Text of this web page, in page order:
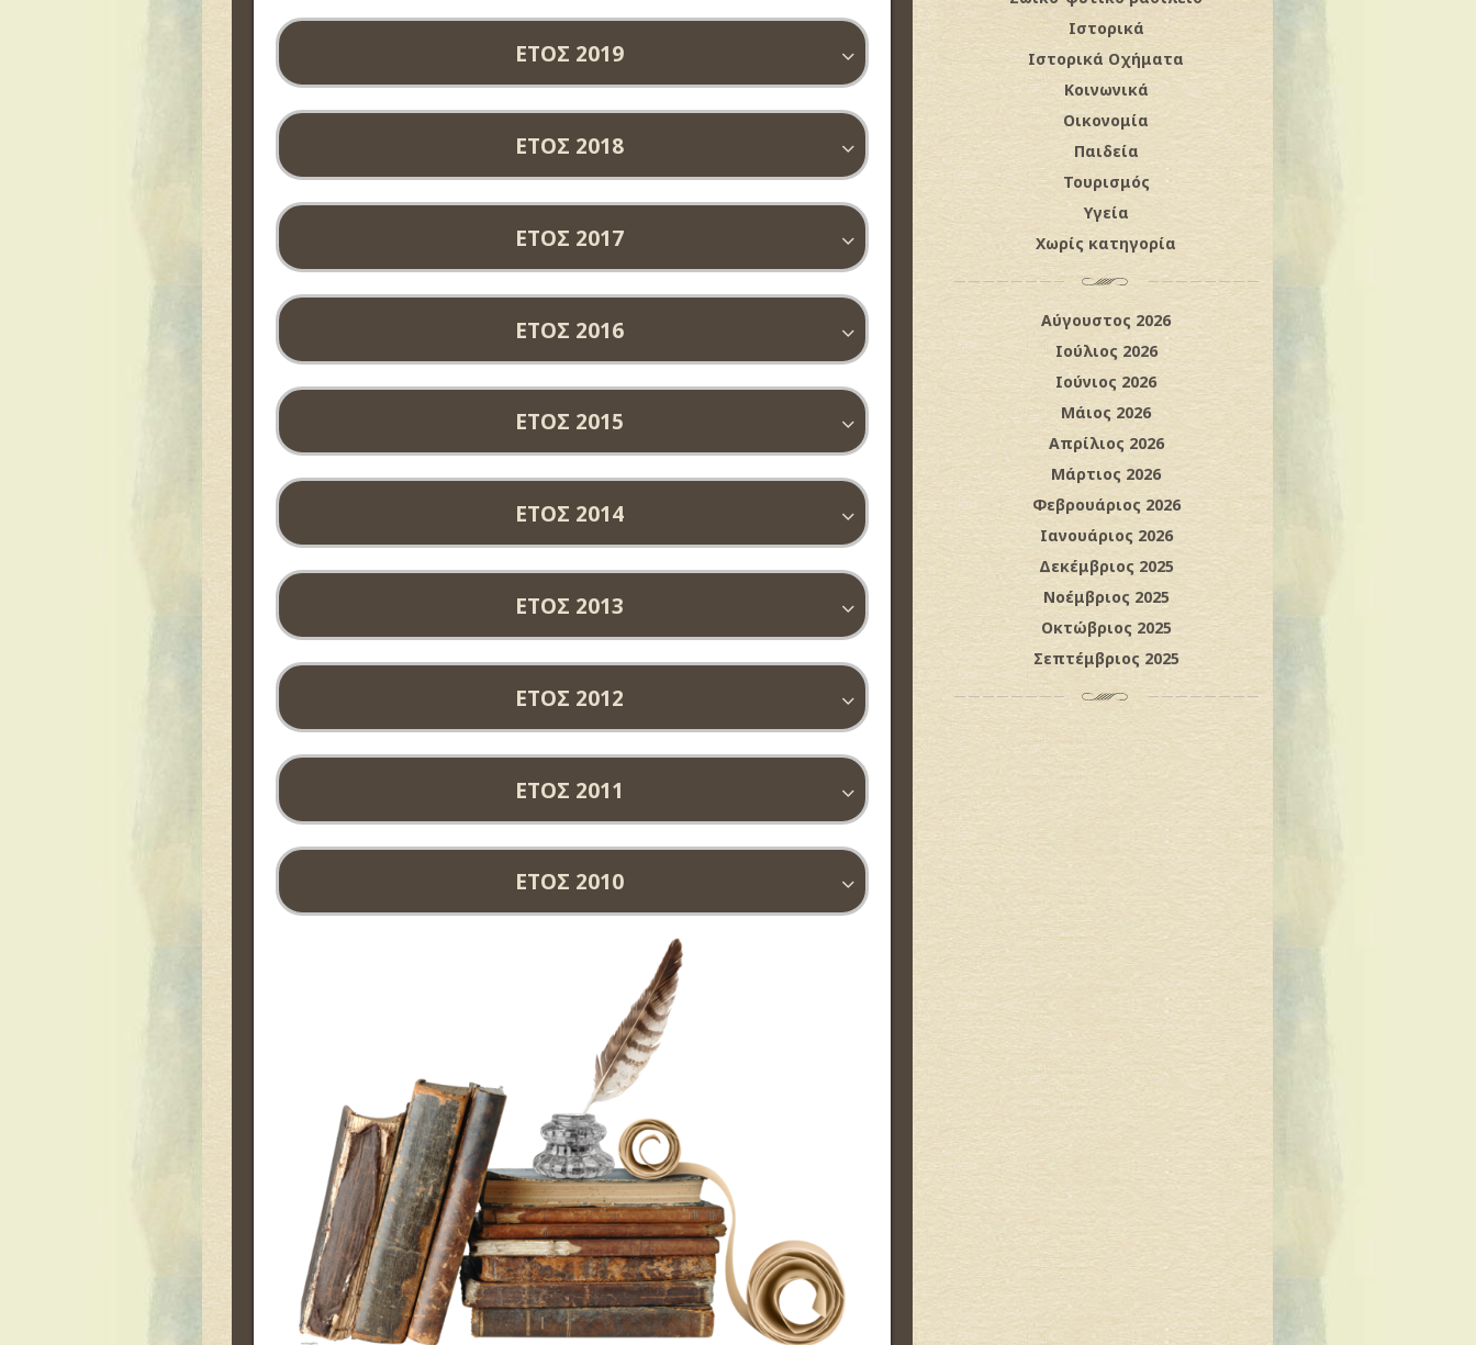
ΕΤΟΣ 2019
ΕΤΟΣ 2018
ΕΤΟΣ 2017
ΕΤΟΣ 2016
ΕΤΟΣ 2015
ΕΤΟΣ 2014
ΕΤΟΣ 2013
ΕΤΟΣ 2012
ΕΤΟΣ 2011
ΕΤΟΣ 2010
Ιστορικά
Ιστορικά Οχήματα
Κοινωνικά
Οικονομία
Παιδεία
Τουρισμός
Υγεία
Χωρίς κατηγορία
Αύγουστος 2026
Ιούλιος 2026
Ιούνιος 2026
Μάιος 2026
Απρίλιος 2026
Μάρτιος 2026
Φεβρουάριος 2026
Ιανουάριος 2026
Δεκέμβριος 2025
Νοέμβριος 2025
Οκτώβριος 2025
Σεπτέμβριος 2025